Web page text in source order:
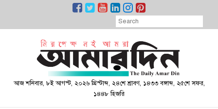
আজ শনিবার, ৮ই আগস্ট, ২০২৬ খ্রিস্টাব্দ, ২৪শে শ্রাবণ, ১৪৩৩ বঙ্গাব্দ, ২৫শে সফর,
১৪৪৮ হিজরি